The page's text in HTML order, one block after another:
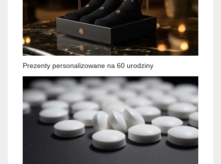
Prezenty personalizowane na 60 urodziny